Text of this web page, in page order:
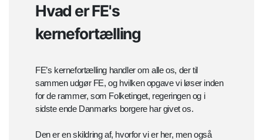
Hvad er FE's
kernefortælling
FE’s kernefortælling handler om alle os, der til
sammen udgør FE, og hvilken opgave vi løser inden
for de rammer, som Folketinget, regeringen og i
sidste ende Danmarks borgere har givet os.
Den er en skildring af, hvorfor vi er her, men også